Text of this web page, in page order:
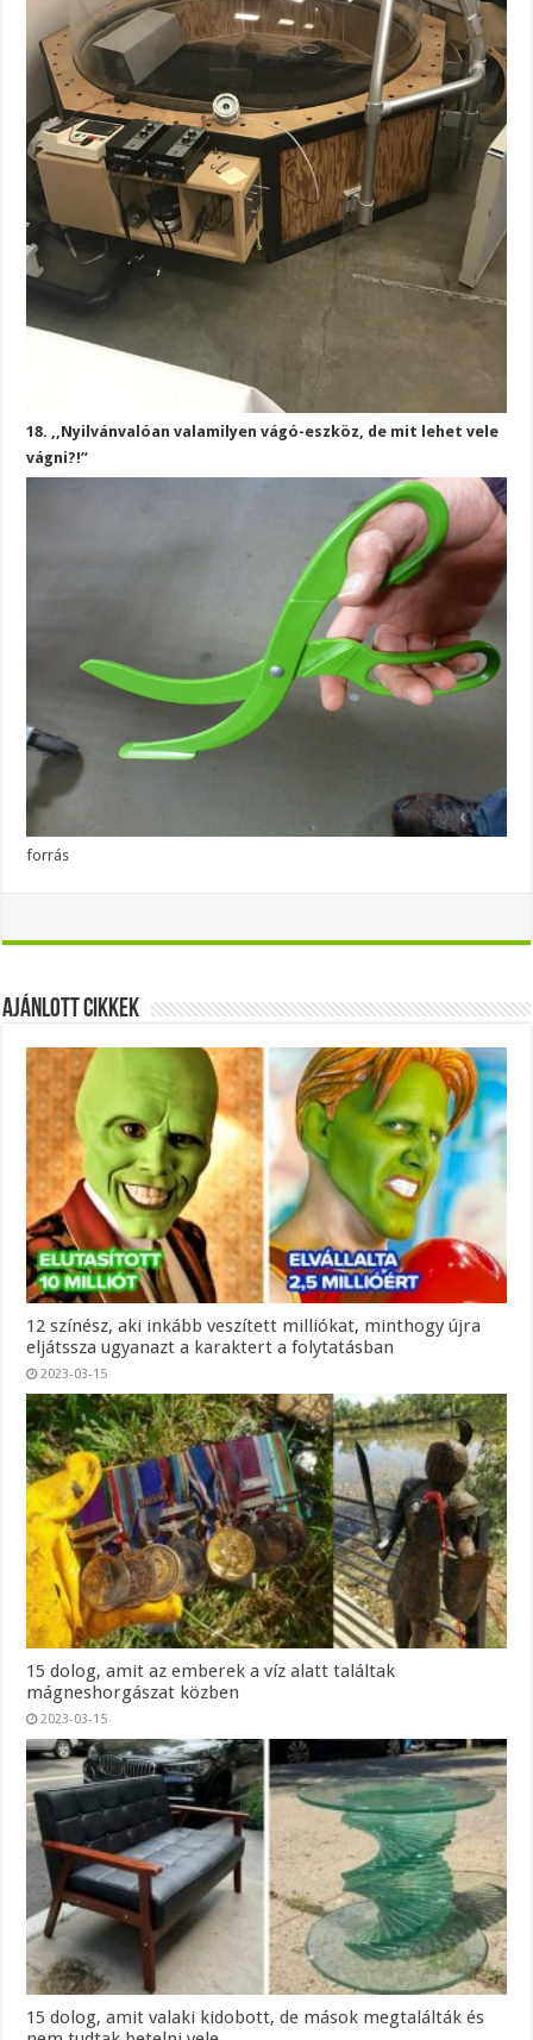
18. ,,Nyilvánvalóan valamilyen vágó-eszköz, de mit lehet vele
vágni?!”
forrás
Ajánlott Cikkek
12 színész, aki inkább veszített milliókat, minthogy újra
eljátssza ugyanazt a karaktert a folytatásban
2023-03-15
15 dolog, amit az emberek a víz alatt találtak
mágneshorgászat közben
2023-03-15
15 dolog, amit valaki kidobott, de mások megtalálták és